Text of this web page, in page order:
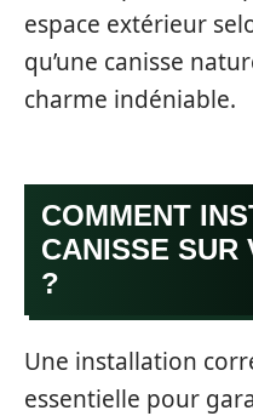
espace extérieur
qu’une canisse
charme indéniable.
COMMENT
CANISSE SUR
?
Une installation
essentielle pour